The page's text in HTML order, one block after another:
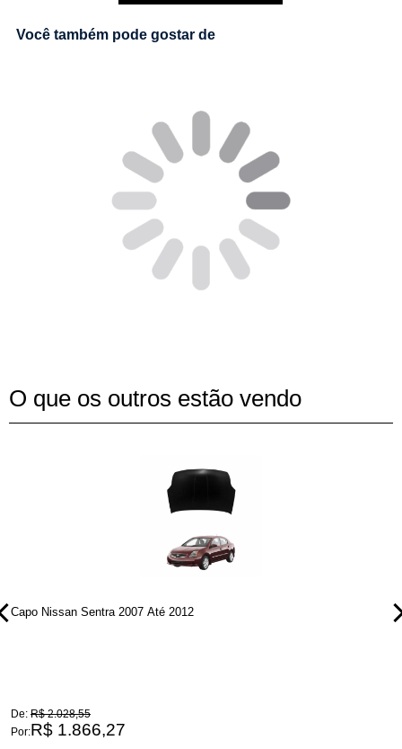
Você também pode gostar de
O que os outros estão vendo
Capo Nissan Sentra 2007 Até 2012
De: R$ 2.028,55
Por:R$ 1.866,27